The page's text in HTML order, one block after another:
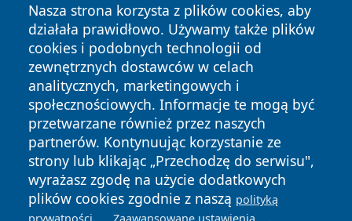
Nasza strona korzysta z plików cookies, aby
działała prawidłowo. Używamy także plików
cookies i podobnych technologii od
zewnętrznych dostawców w celach
analitycznych, marketingowych i
społecznościowych. Informacje te mogą być
przetwarzane również przez naszych
partnerów. Kontynuując korzystanie ze
strony lub klikając „Przechodzę do serwisu",
wyrażasz zgodę na użycie dodatkowych
plików cookies zgodnie z naszą polityką
Copyright © 2026 wrotazabrza.pl Wszystkie prawa
zastrzeżone.
News Autorzy
Polityka
Prywatności
Polityka
Cookies